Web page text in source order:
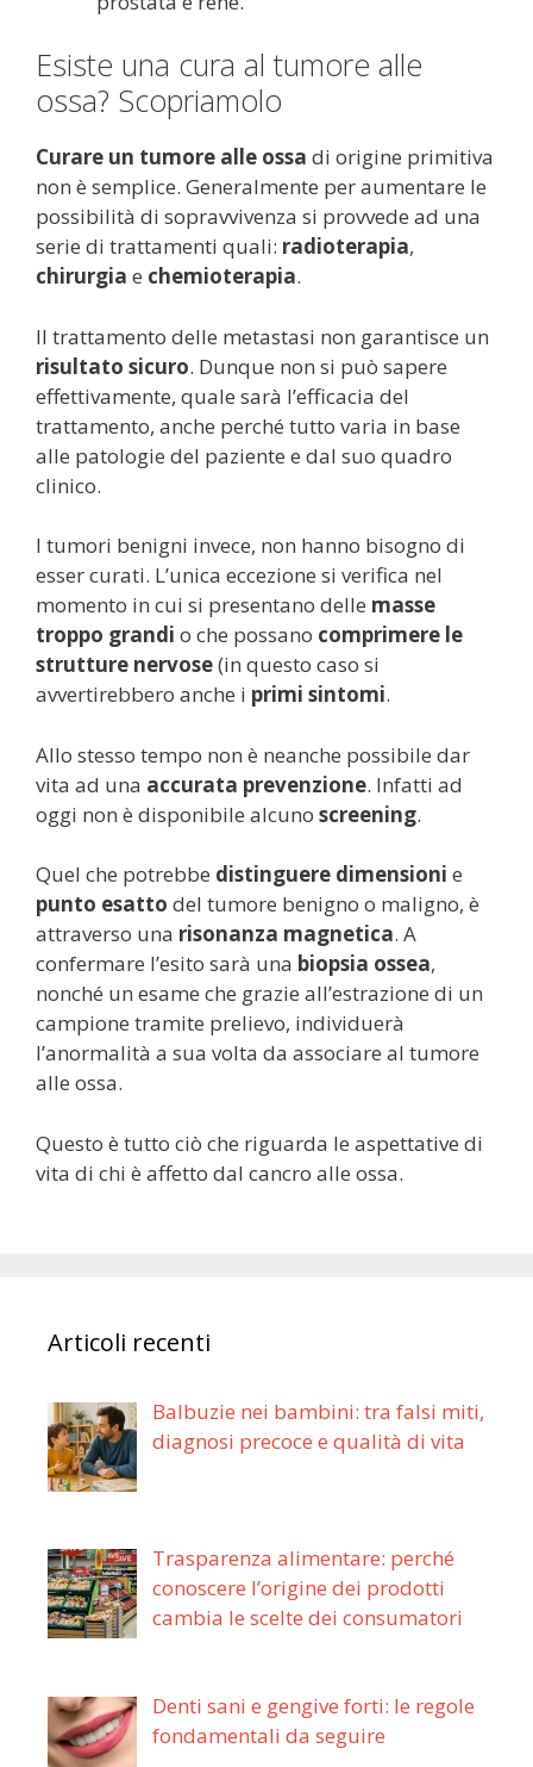
Esiste una cura al tumore alle
ossa? Scopriamolo
Curare un tumore alle ossa di origine primitiva
non è semplice. Generalmente per aumentare le
possibilità di sopravvivenza si provvede ad una
serie di trattamenti quali: radioterapia,
chirurgia e chemioterapia.
Il trattamento delle metastasi non garantisce un
risultato sicuro. Dunque non si può sapere
effettivamente, quale sarà l’efficacia del
trattamento, anche perché tutto varia in base
alle patologie del paziente e dal suo quadro
clinico.
I tumori benigni invece, non hanno bisogno di
esser curati. L’unica eccezione si verifica nel
momento in cui si presentano delle masse
troppo grandi o che possano comprimere le
strutture nervose(in questo caso si
avvertirebbero anche i primi sintomi.
Allo stesso tempo non è neanche possibile dar
vita ad una accurata prevenzione. Infatti ad
oggi non è disponibile alcuno screening.
Quel che potrebbe distinguere dimensioni e
punto esatto del tumore benigno o maligno, è
attraverso una risonanza magnetica. A
confermare l’esito sarà una biopsia ossea,
nonché un esame che grazie all’estrazione di un
campione tramite prelievo, individuerà
l’anormalità a sua volta da associare al tumore
alle ossa.
Questo è tutto ciò che riguarda le aspettative di
vita di chi è affetto dal cancro alle ossa.
Articoli recenti
Balbuzie nei bambini: tra falsi miti,
diagnosi precoce e qualità di vita
Trasparenza alimentare: perché
conoscere l’origine dei prodotti
cambia le scelte dei consumatori
Denti sani e gengive forti: le regole
fondamentali da seguire